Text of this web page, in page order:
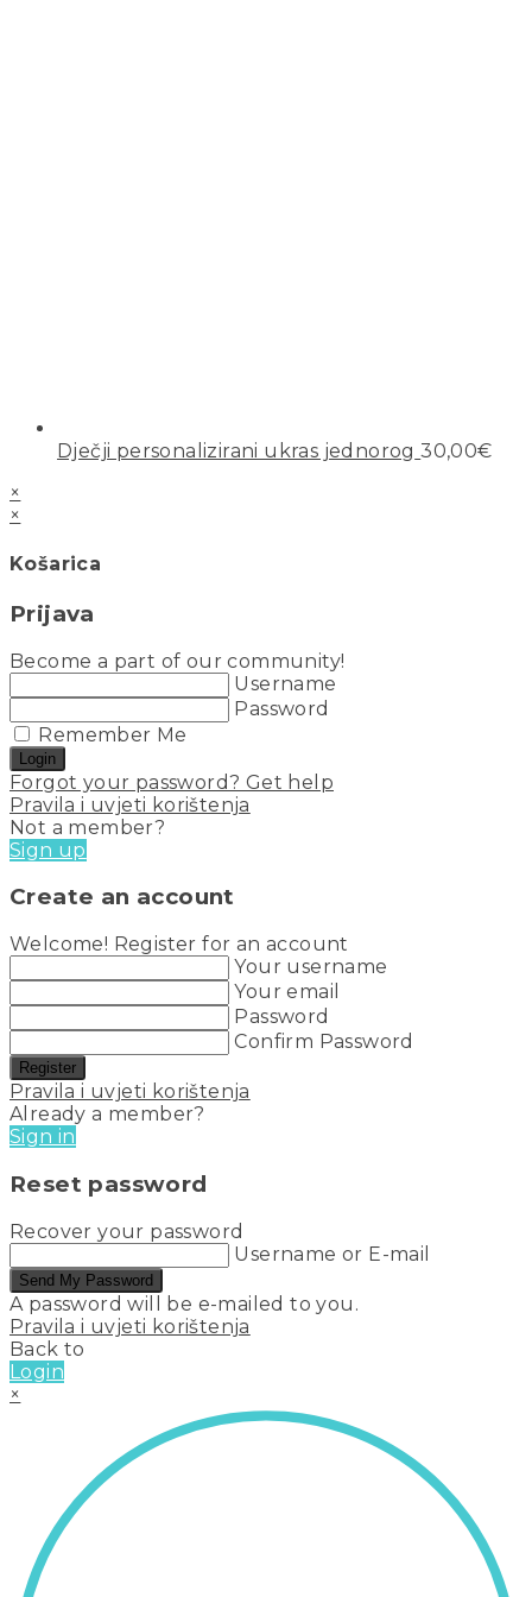
Dječji personalizirani ukras jednorog 30,00€
×
×
Košarica
Prijava
Become a part of our community!
Username
Password
Remember Me
Login
Forgot your password? Get help
Pravila i uvjeti korištenja
Not a member?
Sign up
Create an account
Welcome! Register for an account
Your username
Your email
Password
Confirm Password
Register
Pravila i uvjeti korištenja
Already a member?
Sign in
Reset password
Recover your password
Username or E-mail
Send My Password
A password will be e-mailed to you.
Pravila i uvjeti korištenja
Back to
Login
×